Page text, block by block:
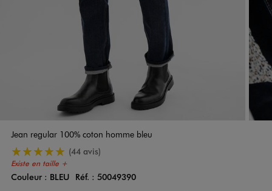
Jean regular 100% coton homme bleu
Existe en taille +
5/5 de moyenne(44 avis)
Couleur
Couleur : BLEU Réf. : 50049390